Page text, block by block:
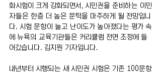
화시험이 크게 강화되면서, 시민권을 준비하는 이민
자들은 한층 더 높은 문턱을 마주하게 될 전망입니
다. 시험 문항이 늘고 난이도가 높아졌다는 평가 속
에 뉴욕의 교육기관들은 커리큘럼 전면 조정에 들
어갔습니다. 김지원 기자입니다.
내년부터 시행되는 새 시민권 시험은 기존 100문항